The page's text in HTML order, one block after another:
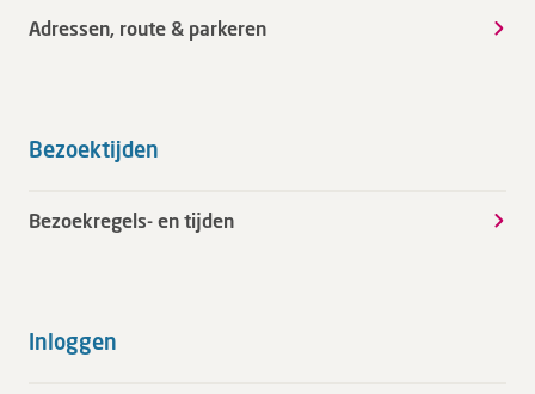
Adressen, route & parkeren
Bezoektijden
Bezoekregels- en tijden
Inloggen